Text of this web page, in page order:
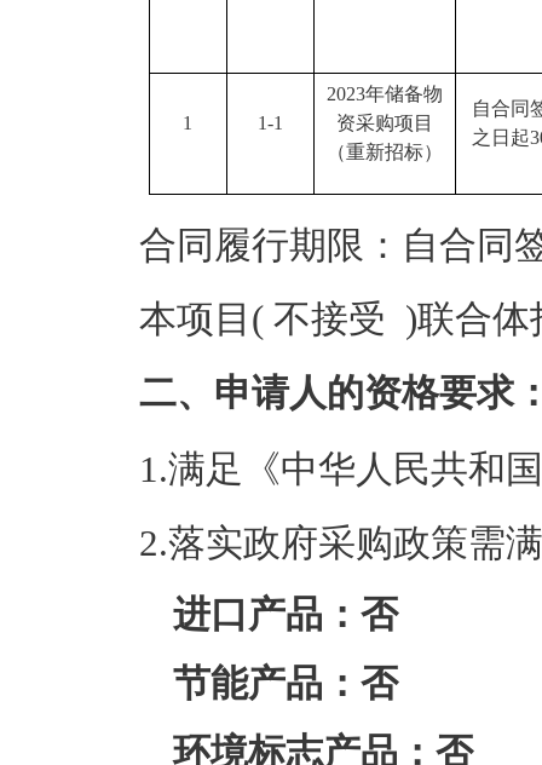
1 1-1
2023年储备物
资采购项目
（重新招标）
自合同
之日起
合同履行期限：自合同
本项目( 不接受 )联合体
二、申请人的资格要求
1.满足《中华人民共和
2.落实政府采购政策需
进口产品：否
节能产品：否
环境标志产品：否